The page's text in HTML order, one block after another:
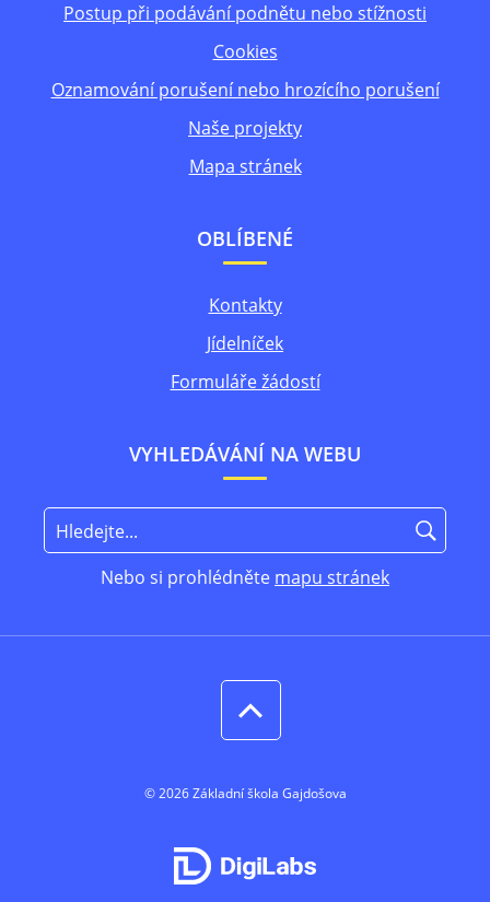
Postup při podávání podnětu nebo stížnosti
Cookies
Oznamování porušení nebo hrozícího porušení
Naše projekty
Mapa stránek
OBLÍBENÉ
Kontakty
Jídelníček
Formuláře žádostí
VYHLEDÁVÁNÍ NA WEBU
Nebo si prohlédněte mapu stránek
© 2026 Základní škola Gajdošova